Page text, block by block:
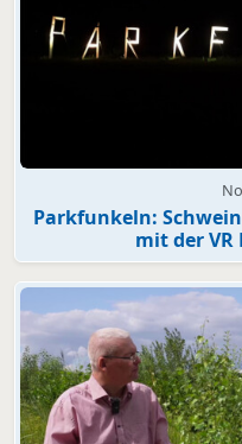
Parkfunkeln:
mit der